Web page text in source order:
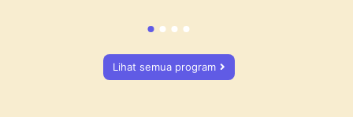
Lihat semua program